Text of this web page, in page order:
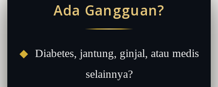
Ada Gangguan?
◆ Diabetes, jantung, ginjal, atau medis
selainnya?